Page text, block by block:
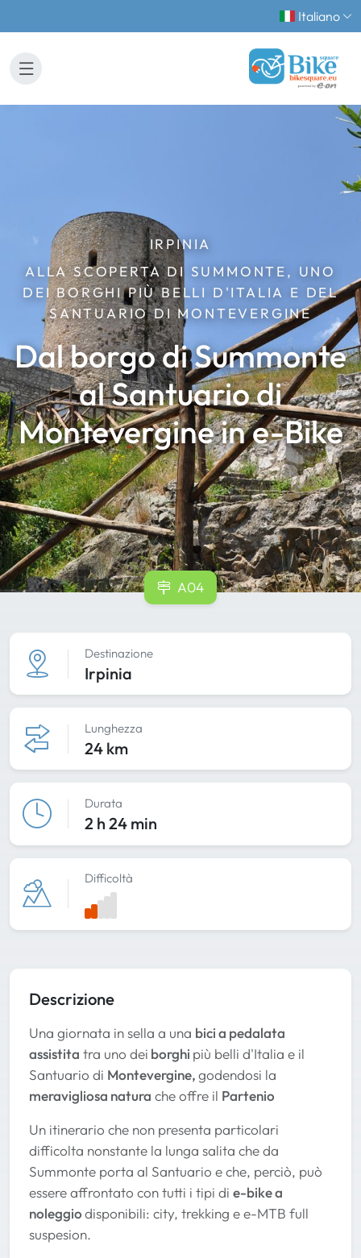
Italiano
IRPINIA
ALLA SCOPERTA DI SUMMONTE, UNO
DEI BORGHI PIÙ BELLI D'ITALIA E DEL
SANTUARIO DI MONTEVERGINE
Dal borgo di Summonte
al Santuario di
Montevergine in e-Bike
A04
Destinazione
Irpinia
Lunghezza
24 km
Durata
2 h 24 min
Difficoltà
Descrizione
Una giornata in sella a una bici a pedalata
assistita tra uno dei borghi più belli d'Italia e il
Santuario di Montevergine,godendosi la
meravigliosa natura che offre il Partenio
Un itinerario che non presenta particolari
difficolta nonstante la lunga salita che da
Summonte porta al Santuario e che, perciò, può
essere affrontato con tutti i tipi di e-bike a
noleggiodisponibili: city, trekking e e-MTB full
suspesion.